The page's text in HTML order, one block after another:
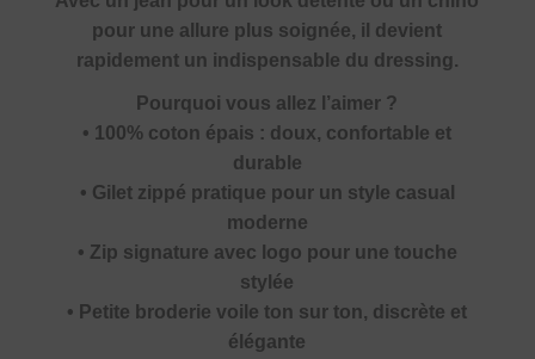
pour une allure plus soignée, il devient
rapidement un indispensable du dressing.
Pourquoi vous allez l’aimer ?
• 100% coton épais : doux, confortable et
durable
• Gilet zippé pratique pour un style casual
moderne
• Zip signature avec logo pour une touche
stylée
• Petite broderie voile ton sur ton, discrète et
élégante